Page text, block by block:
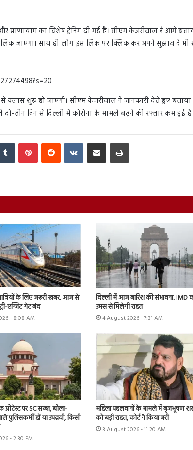
प्राणायाम का विशेष ट्रेनिंग दी गई है। सीएम केजरीवाल ने आगे
लिंक जाएगा। साथ ही लोग इस लिंक पर क्लिक कर अपने सुझाव दे
शुरू हो जाएंगी। सीएम केजरीवाल ने जानकारी देते हुए
तीन दिन से दिल्ली में कोरोना के मामले बढ़ने की रफ्तार कम हुई है।
Tumblr PinterestReddit VKontakteShare via Email Print
के लिए जरूरी खबर, आज से
एग्जिट गेट बंद
- 8:08 AM
दिल्ली में आज बारिश की संभावना, IMD
उमस से मिलेगी राहत
4 August 2026 - 7:31 AM
प्रोटेस्ट पर SC सख्त, बोला-
पुलिसकर्मी हों या उपद्रवी, किसी
- 2:30 PM
महिला पहलवानों के मामले में बृजभूषण
को बड़ी राहत, कोर्ट ने किया बरी
3 August 2026 - 11:20 AM